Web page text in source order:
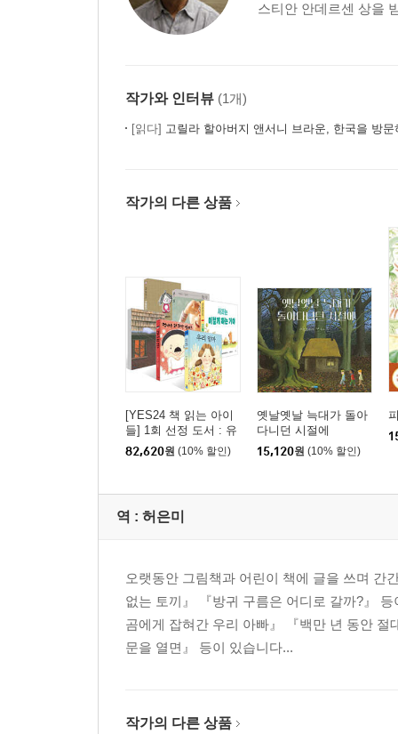
스티안 안데르센 상을
작가와 인터뷰 (1개)
[읽다] 고릴라 할아버지 앤서니 브라운, 한국을 방문
작가의 다른 상품
[YES24 책 읽는 아이
들] 1회 선정 도서 : 유
아 세트
82,620원 (10% 할인)
옛날옛날 늑대가 돌아
다니던 시절에
15,120원 (10% 할인)
역 : 허은미
오랫동안 그림책과 어린이 책에 글을 쓰며 간
없는 토끼』 『방귀 구름은 어디로 갈까?』
곰에게 잡혀간 우리 아빠』 『백만 년 동안
문을 열면』 등이 있습니다...
작가의 다른 상품